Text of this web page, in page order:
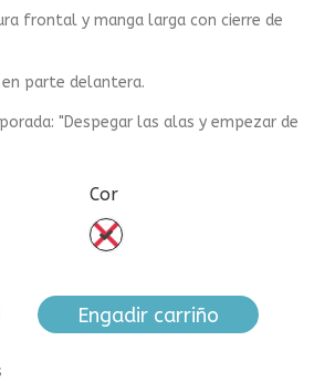
frontal y manga larga con cierre de
parte delantera.
"Despegar las alas y empezar de
Cor
sen
cor
Engadir carriño